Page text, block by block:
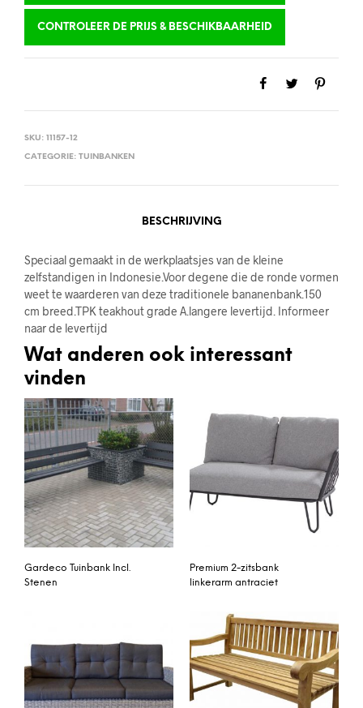
CONTROLEER DE PRIJS & BESCHIKBAARHEID
SKU: 11157-12
CATEGORIE: TUINBANKEN
BESCHRIJVING
Speciaal gemaakt in de werkplaatsjes van de kleine
zelfstandigen in Indonesie.Voor degene die de ronde vormen
weet te waarderen van deze traditionele bananenbank.150
cm breed.TPK teakhout grade A.langere levertijd. Informeer
naar de levertijd
Wat anderen ook interessant
vinden
Gardeco Tuinbank Incl.
Stenen
Premium 2-zitsbank
linkerarm antraciet